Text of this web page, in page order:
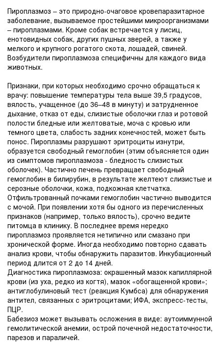
Пироплазмоз – это природно-очаговое кровепаразитарное
заболевание, вызываемое простейшими микроорганизмами
– пироплазмами. Кроме собак встречается у лисиц,
енотовидных собак, других пушных зверей, а также у
мелкого и крупного рогатого скота, лошадей, свиней.
Возбудители пироплазмоза специфичны для каждого вида
животных.
Признаки, при которых необходимо срочно обращаться к
врачу: повышение температуры тела выше 39,5 градусов,
вялость, учащенное (до 36–48 в минуту) и затрудненное
дыхание, отказ от еды, слизистые оболочки глаз и ротовой
полости бледные или желтоватые, моча с кровью или
темного цвета, слабость задних конечностей, может быть
понос. Пироплазмы разрушают эритроциты изнутри,
образуется свободный гемоглобин (этим объясняется один
из симптомов пироплазмоза - бледность слизистых
оболочек). Частично печень превращает свободный
гемоглобин в билирубин, в результате желтеют слизистые и
серозные оболочки, кожа, подкожная клетчатка.
Отфильтрованный почками гемоглобин частично выводится
с мочой. При появлении хотя бы одного из перечисленных
признаков (например, только вялость), срочно ведите
питомца в клинику. В последнее время нередко
пироплазмоз проявляется нетипично или смазано при
хронической форме. Иногда необходимо повторно сдавать
анализ крови, чтобы обнаружить паразитов. Инкубационный
период длится от 2 до 14 дней.
Диагностика пироплазмоза: окрашенный мазок капиллярной
крови (из уха, редко из когтя), мазок «обогащенной крови»;
антиглобулиновый тест (реакция Кумбса) для обнаружения
антител, связанных с эритроцитами; ИФА, экспресс-тесты,
ПЦР.
Бабезиоз может вызывать осложения в виде: аутоиммунной
гемолитической анемии, острой почечной недостаточности,
парезов и параличей.